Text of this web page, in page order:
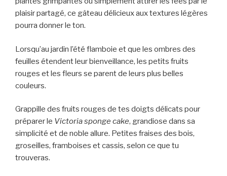
plaisir partagé, ce gâteau délicieux aux textures légères
pourra donner le ton.
Lorsqu’au jardin l’été flamboie et que les ombres des
feuilles étendent leur bienveillance, les petits fruits
rouges et les fleurs se parent de leurs plus belles
couleurs.
Grappille des fruits rouges de tes doigts délicats pour
préparer le Victoria sponge cake, grandiose dans sa
simplicité et de noble allure. Petites fraises des bois,
groseilles, framboises et cassis, selon ce que tu
trouveras.